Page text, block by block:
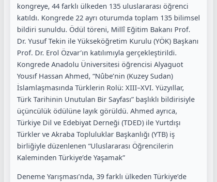
kongreye, 44 farklı ülkeden 135 uluslararası öğrenci
katıldı. Kongrede 22 ayrı oturumda toplam 135 bilimsel
bildiri sunuldu. Ödül töreni, Millî Eğitim Bakanı Prof.
Dr. Yusuf Tekin ile Yükseköğretim Kurulu (YÖK) Başkanı
Prof. Dr. Erol Özvar’ın katılımıyla gerçekleştirildi.
Kongrede Anadolu Üniversitesi öğrencisi Alyaguot
Yousıf Hassan Ahmed, “Nûbe’nin (Kuzey Sudan)
İslamlaşmasında Türklerin Rolü: XIII–XVI. Yüzyıllar,
Türk Tarihinin Unutulan Bir Sayfası” başlıklı bildirisiyle
üçüncülük ödülüne layık görüldü. Ahmed ayrıca,
Türkiye Dil ve Edebiyat Derneği (TDED) ile Yurtdışı
Türkler ve Akraba Topluluklar Başkanlığı (YTB) iş
birliğiyle düzenlenen “Uluslararası Öğrencilerin
Kaleminden Türkiye’de Yaşamak”
Deneme Yarışması’nda, 39 farklı ülkeden Türkiye’de